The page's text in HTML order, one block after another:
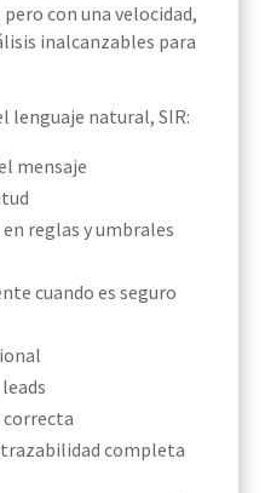
con una velocidad,
inalcanzables para
lenguaje natural, SIR:
mensaje
reglas y umbrales
cuando es seguro
correcta
trazabilidad completa